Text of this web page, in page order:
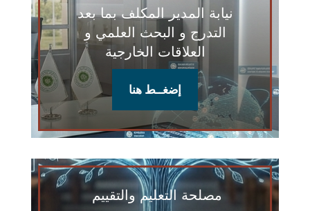
نيابة المدير المكلف بما بعد
التدرج و البحث العلمي و
العلاقات الخارجية
إضغــط هنا
مصلحة التعليم والتقييم